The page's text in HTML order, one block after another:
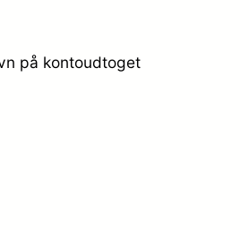
på kontoudtoget